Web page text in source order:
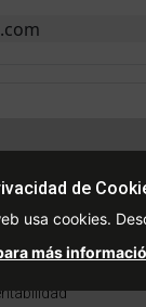
Somos
de Privacidad
y Condiciones
de
usa cookies.
más